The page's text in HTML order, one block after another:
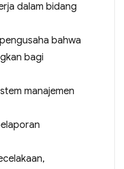
dalam bidang
bahwa
bagi
manajemen